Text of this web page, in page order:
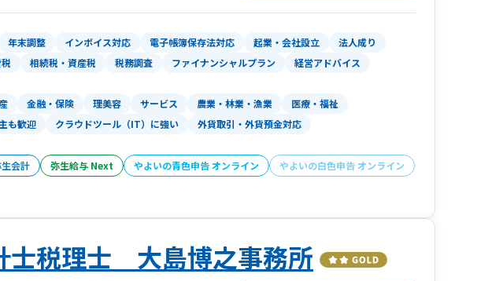
年末調整 インボイス対応 電子帳簿保存法対応 起業・会社設立
法人成り
相続税・資産税 税務調査 ファイナンシャルプラン
経営アドバイス
金融・保険 理美容 サービス 農業・林業・漁業 医療・福祉
も歓迎 クラウドツール（IT）に強い
外貨取引・外貨預金対応
会計 弥生給与 Next やよいの青色申告 オンライン
やよいの白色申告 オンライン
士税理士 大島博之事務所